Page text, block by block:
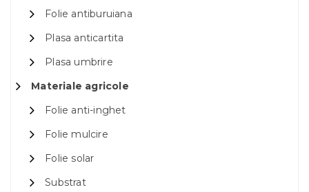
Folie antiburuiana
Plasa anticartita
Plasa umbrire
Materiale agricole
Folie anti-inghet
Folie mulcire
Folie solar
Substrat